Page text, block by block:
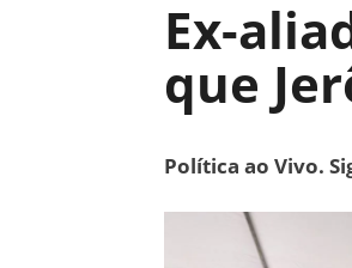
Ex-
que
Política ao Vivo.